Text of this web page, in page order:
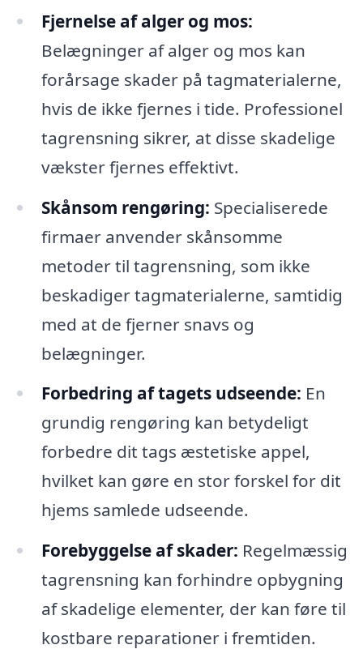
Fjernelse af alger og mos:
Belægninger af alger og mos kan
forårsage skader på tagmaterialerne,
hvis de ikke fjernes i tide. Professionel
tagrensning sikrer, at disse skadelige
vækster fjernes effektivt.
Skånsom rengøring: Specialiserede
firmaer anvender skånsomme
metoder til tagrensning, som ikke
beskadiger tagmaterialerne, samtidig
med at de fjerner snavs og
belægninger.
Forbedring af tagets udseende: En
grundig rengøring kan betydeligt
forbedre dit tags æstetiske appel,
hvilket kan gøre en stor forskel for dit
hjems samlede udseende.
Forebyggelse af skader: Regelmæssig
tagrensning kan forhindre opbygning
af skadelige elementer, der kan føre til
kostbare reparationer i fremtiden.